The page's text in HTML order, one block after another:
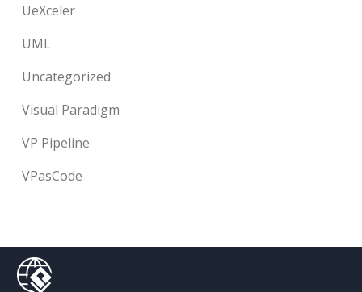
UeXceler
UML
Uncategorized
Visual Paradigm
VP Pipeline
VPasCode